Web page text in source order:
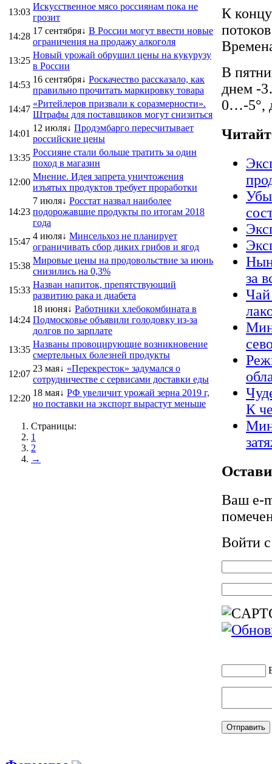
13:03
Искусственное мясо россиянам пока не
грозит
14:28
17 сентября↓ В России могут ввести новые
ограничения на продажу алкоголя
13:25
Новый урожай обрушил цены на кукурузу
в России
14:53
16 сентября↓ Роскачество рассказало, как
правильно прочитать маркировку товара
14:47
«Ритейлеров призвали к соразмерности».
Штрафы для поставщиков могут снизиться
14:01
12 июля↓ Продэмбарго пересчитывает
российские цены
13:35
Россияне стали больше тратить за один
поход в магазин
12:00
Мнение. Идея запрета уничтожения
изъятых продуктов требует проработки
14:23
7 июля↓ Росстат назвал наиболее
подорожавшие продукты по итогам 2018
года
15:47
4 июля↓ Минсельхоз не планирует
ограничивать сбор диких грибов и ягод
15:38
Мировые цены на продовольствие за июнь
снизились на 0,3%
15:33
Назван напиток, препятствующий
развитию рака и диабета
14:24
18 июня↓ Работники хлебокомбината в
Подмосковье объявили голодовку из-за
долгов по зарплате
13:35
Названы провоцирующие возникновение
смертельных болезней продукты
12:07
23 мая↓ «Перекресток» задумался о
сотрудничестве с сервисами доставки еды
12:20
18 мая↓ РФ увеличит урожай зерна 2019 г,
но поставки на экспорт вырастут меньше
Страницы:
1
2
→
К
В
днем -
0…-5°,
за
Чай
К
Ваш e-
Войти